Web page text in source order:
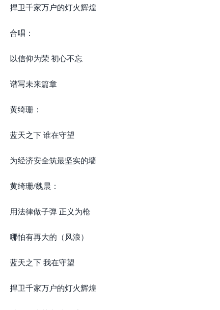
捍卫千家万户的灯火辉煌
合唱：
以信仰为荣 初心不忘
谱写未来篇章
黄绮珊：
蓝天之下 谁在守望
为经济安全筑最坚实的墙
黄绮珊/魏晨：
用法律做子弹 正义为枪
哪怕有再大的（风浪）
蓝天之下 我在守望
捍卫千家万户的灯火辉煌